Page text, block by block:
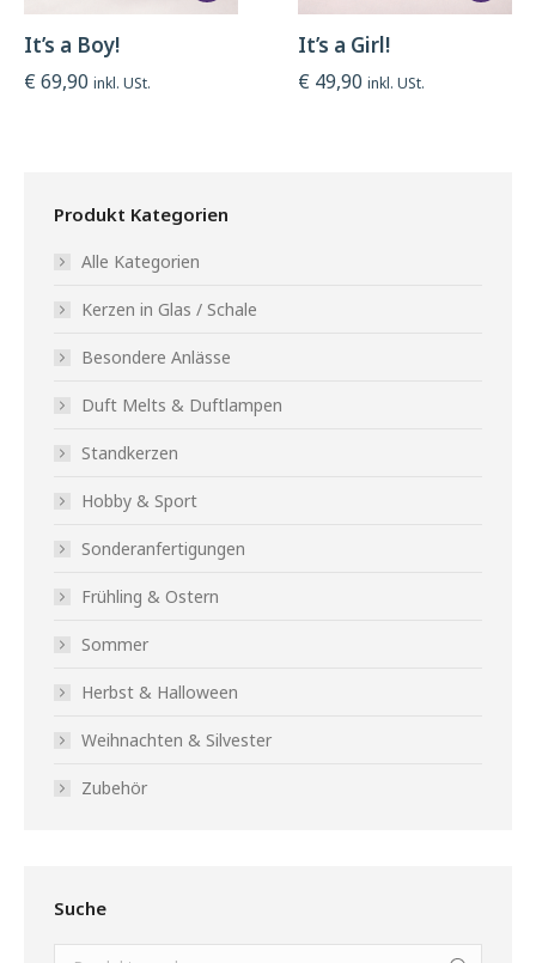
It’s a Boy!
€ 69,90 inkl. USt.
It’s a Girl!
€ 49,90 inkl. USt.
Produkt Kategorien
Alle Kategorien
Kerzen in Glas / Schale
Besondere Anlässe
Duft Melts & Duftlampen
Standkerzen
Hobby & Sport
Sonderanfertigungen
Frühling & Ostern
Sommer
Herbst & Halloween
Weihnachten & Silvester
Zubehör
Suche